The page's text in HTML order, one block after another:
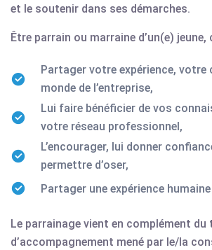
et le soutenir dans ses démarches.
Être parrain ou marraine d’un(e) jeune,
Partager votre expérience, votre
monde de l’entreprise,
Lui faire bénéficier de vos
votre réseau professionnel,
L’encourager, lui donner
permettre d’oser,
Partager une expérience
Le parrainage vient en complément du
d’accompagnement mené par le/la